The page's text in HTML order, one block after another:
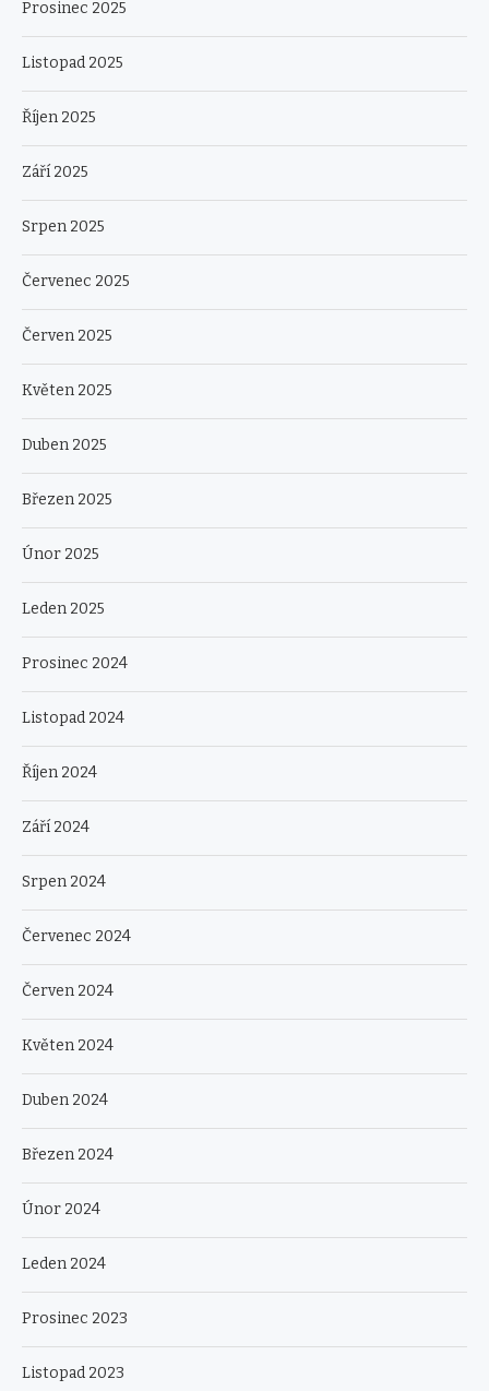
Prosinec 2025
Listopad 2025
Říjen 2025
Září 2025
Srpen 2025
Červenec 2025
Červen 2025
Květen 2025
Duben 2025
Březen 2025
Únor 2025
Leden 2025
Prosinec 2024
Listopad 2024
Říjen 2024
Září 2024
Srpen 2024
Červenec 2024
Červen 2024
Květen 2024
Duben 2024
Březen 2024
Únor 2024
Leden 2024
Prosinec 2023
Listopad 2023